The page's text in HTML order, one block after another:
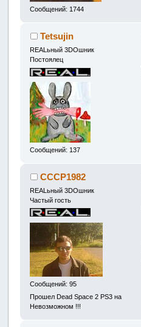
Сообщений: 1744
Tetsujin
REALьный 3DOшник
Постоялец
Сообщений: 137
CCCP1982
REALьный 3DOшник
Частый гость
Сообщений: 95
Прошел Dead Space 2 PS3 на
Невозможном !!!